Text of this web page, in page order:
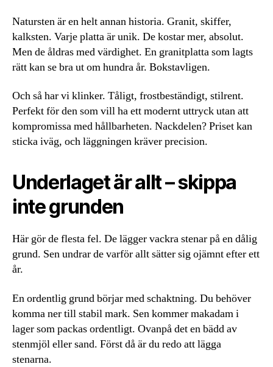
Natursten är en helt annan historia. Granit, skiffer,
kalksten. Varje platta är unik. De kostar mer, absolut.
Men de åldras med värdighet. En granitplatta som lagts
rätt kan se bra ut om hundra år. Bokstavligen.
Och så har vi klinker. Tåligt, frostbeständigt, stilrent.
Perfekt för den som vill ha ett modernt uttryck utan att
kompromissa med hållbarheten. Nackdelen? Priset kan
sticka iväg, och läggningen kräver precision.
Underlaget är allt – skippa
inte grunden
Här gör de flesta fel. De lägger vackra stenar på en dålig
grund. Sen undrar de varför allt sätter sig ojämnt efter ett
år.
En ordentlig grund börjar med schaktning. Du behöver
komma ner till stabil mark. Sen kommer makadam i
lager som packas ordentligt. Ovanpå det en bädd av
stenmjöl eller sand. Först då är du redo att lägga
stenarna.